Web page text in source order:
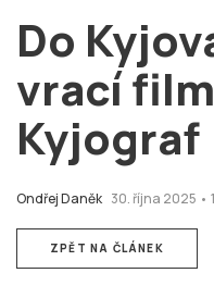
# Brno
# volby
login PŘIHLÁSIT SE
Založit nový účet
Do
vrací
Kyjograf
Ondřej Daněk 30. října 2025 •
ZPĚT NA ČLÁNEK